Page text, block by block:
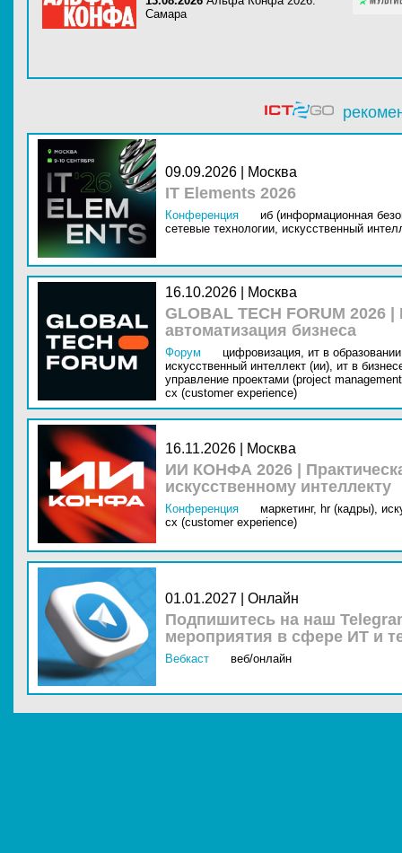
Самара
09.09.2026 | Москва
IT Elements 2026
Конференция
иб (информационная
сетевые технологии, искусственный
16.10.2026 | Москва
GLOBAL TECH FORUM
автоматизация бизнеса
Форум цифровизация, ит в
искусственный интеллект (ии), ит в
управление проектами (project
cx (customer experience)
16.11.2026 | Москва
ИИ КОНФА 2026 |
искусственному интеллекту
Конференция маркетинг, hr (кадры),
cx (customer experience)
01.01.2027 | Онлайн
Подпишитесь на наш
мероприятия в сфере ИТ и
Вебкаст веб/онлайн